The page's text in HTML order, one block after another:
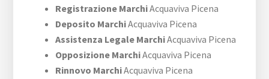
Registrazione MarchiAcquaviva Picena
Deposito MarchiAcquaviva Picena
Assistenza Legale MarchiAcquaviva Picena
Opposizione MarchiAcquaviva Picena
Rinnovo MarchiAcquaviva Picena